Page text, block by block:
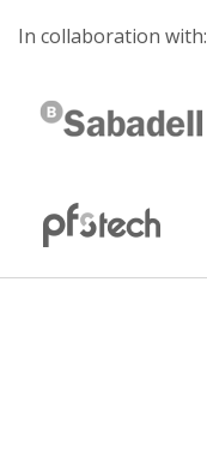
In collaboration with: